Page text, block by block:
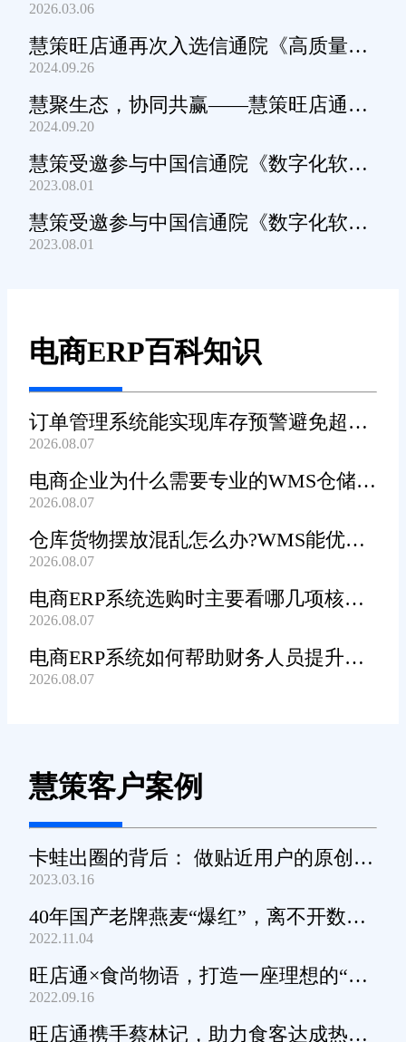
了！
2026.03.06
慧策旺店通再次入选信通院《高质量数
字化转型产品及服务全景图》
2024.09.26
慧聚生态，协同共赢——慧策旺店通生
态交流会深圳站圆满举办
2024.09.20
慧策受邀参与中国信通院《数字化软件
产品及服务能力》规范编制工作
2023.08.01
慧策受邀参与中国信通院《数字化软件
产品及服务能力》规范编制工作
2023.08.01
电商ERP百科知识
订单管理系统能实现库存预警避免超卖
吗?
2026.08.07
电商企业为什么需要专业的WMS仓储管
理系统?
2026.08.07
仓库货物摆放混乱怎么办?WMS能优化
货位吗?
2026.08.07
电商ERP系统选购时主要看哪几项核心
功能?
2026.08.07
电商ERP系统如何帮助财务人员提升对
账工作效率?
2026.08.07
慧策客户案例
卡蛙出圈的背后： 做贴近用户的原创小
家电
2023.03.16
40年国产老牌燕麦“爆红”，离不开数字
化工具的支撑
2022.11.04
旺店通×食尚物语，打造一座理想的“零
食王国”
2022.09.16
旺店通携手蔡林记，助力食客达成热干